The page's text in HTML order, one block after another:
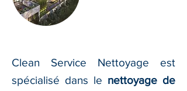
Clean Service Nettoyage est
spécialisé dans le nettoyage de